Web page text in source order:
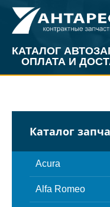
КАТАЛОГ
ОПЛАТА И
Каталог
Acura
Alfa Romeo